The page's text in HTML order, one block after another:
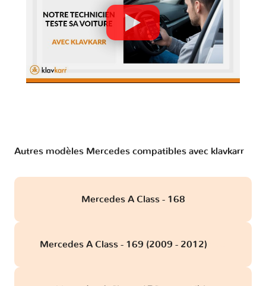
Autres modèles Mercedes compatibles avec klavkarr
Mercedes A Class - 168
Mercedes A Class - 169 (2009 - 2012)